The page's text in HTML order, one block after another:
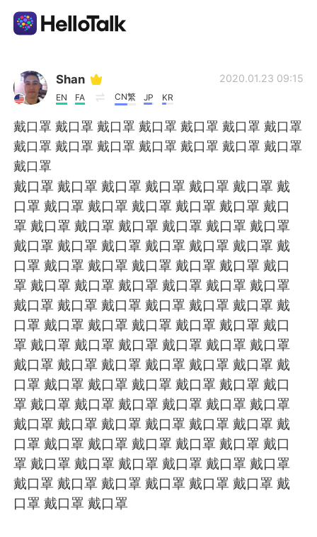
Sprachaustausch-App
AI Grammar Checker
Deutsch
English 简体中文
繁體中文 Español
العربية Français
日本語 한국어
Русский ไทย
Indonesia Italiano
Türkçe Tiếng Việt
Português
Shan
EN FA CN繁 JP KR
2020.01.23 09:15
戴口罩 戴口罩 戴口罩 戴口罩 戴口罩 戴口罩 戴口罩
戴口罩 戴口罩 戴口罩 戴口罩 戴口罩 戴口罩 戴口罩
戴口罩
戴口罩 戴口罩 戴口罩 戴口罩 戴口罩 戴口罩 戴
口罩 戴口罩 戴口罩 戴口罩 戴口罩 戴口罩 戴口
罩 戴口罩 戴口罩 戴口罩 戴口罩 戴口罩 戴口罩
戴口罩 戴口罩 戴口罩 戴口罩 戴口罩 戴口罩 戴
口罩 戴口罩 戴口罩 戴口罩 戴口罩 戴口罩 戴口
罩 戴口罩 戴口罩 戴口罩 戴口罩 戴口罩 戴口罩
戴口罩 戴口罩 戴口罩 戴口罩 戴口罩 戴口罩 戴
口罩 戴口罩 戴口罩 戴口罩 戴口罩 戴口罩 戴口
罩 戴口罩 戴口罩 戴口罩 戴口罩 戴口罩 戴口罩
戴口罩 戴口罩 戴口罩 戴口罩 戴口罩 戴口罩 戴
口罩 戴口罩 戴口罩 戴口罩 戴口罩 戴口罩 戴口
罩 戴口罩 戴口罩 戴口罩 戴口罩 戴口罩 戴口罩
戴口罩 戴口罩 戴口罩 戴口罩 戴口罩 戴口罩 戴
口罩 戴口罩 戴口罩 戴口罩 戴口罩 戴口罩 戴口
罩 戴口罩 戴口罩 戴口罩 戴口罩 戴口罩 戴口罩
戴口罩 戴口罩 戴口罩 戴口罩 戴口罩 戴口罩 戴
口罩 戴口罩 戴口罩